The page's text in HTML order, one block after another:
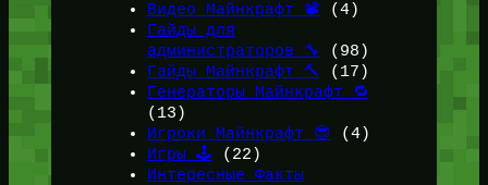
Видео Майнкрафт 📽️ (4)
Гайды для
администраторов 🔧
(98)
Гайды Майнкрафт 🔨
(17)
Генераторы Майнкрафт 🔁
(13)
Игроки Майнкрафт 😎 (4)
Игры 🕹️ (22)
Интересные Факты